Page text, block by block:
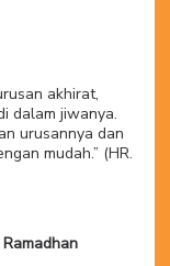
akhirat,
dalam jiwanya.
urusannya dan
mudah.” (HR.